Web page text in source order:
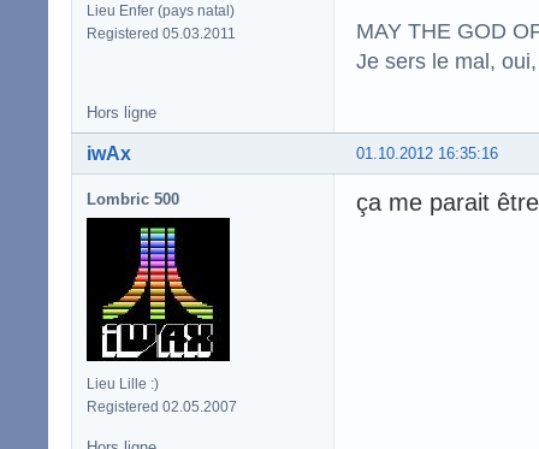
Lieu Enfer (pays natal)
Registered 05.03.2011
MAY THE GOD
Je sers le mal,
Hors ligne
01.10.2012 16:35:16
iwAx
Lombric 500
Lieu Lille :)
Registered 02.05.2007
ça me parait